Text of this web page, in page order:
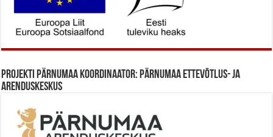
Projekti Pärnumaa koordinaator: Pärnumaa Ettevõtlus- ja
Arenduskeskus